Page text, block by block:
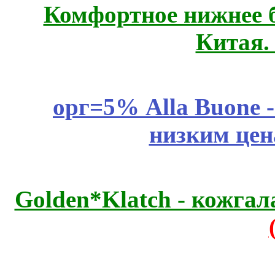
Комфортное нижнее
орг=5% Alla Buone
низким
Golden*Klatch -